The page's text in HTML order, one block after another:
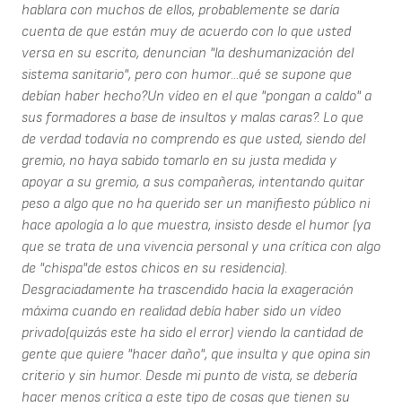
hablara con muchos de ellos, probablemente se daría
cuenta de que están muy de acuerdo con lo que usted
versa en su escrito, denuncian "la deshumanización del
sistema sanitario", pero con humor...qué se supone que
debían haber hecho?Un vídeo en el que "pongan a caldo" a
sus formadores a base de insultos y malas caras?. Lo que
de verdad todavía no comprendo es que usted, siendo del
gremio, no haya sabido tomarlo en su justa medida y
apoyar a su gremio, a sus compañeras, intentando quitar
peso a algo que no ha querido ser un manifiesto público ni
hace apología a lo que muestra, insisto desde el humor (ya
que se trata de una vivencia personal y una crítica con algo
de "chispa"de estos chicos en su residencia).
Desgraciadamente ha trascendido hacia la exageración
máxima cuando en realidad debía haber sido un vídeo
privado(quizás este ha sido el error) viendo la cantidad de
gente que quiere "hacer daño", que insulta y que opina sin
criterio y sin humor. Desde mi punto de vista, se debería
hacer menos crítica a este tipo de cosas que tienen su